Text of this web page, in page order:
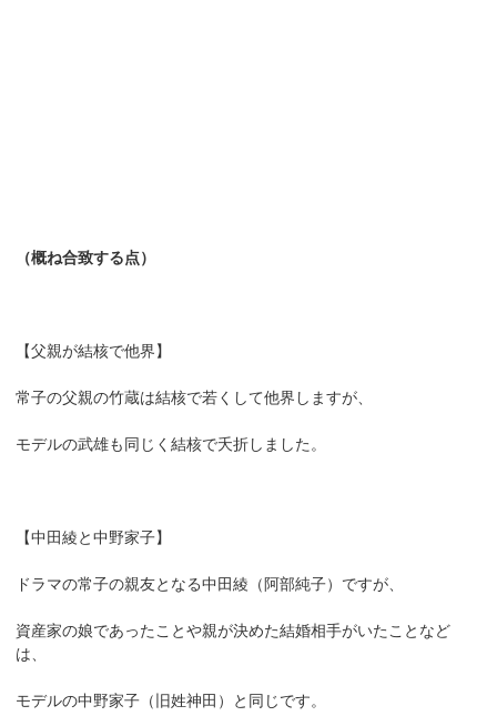
（概ね合致する点）
【父親が結核で他界】
常子の父親の竹蔵は結核で若くして他界しますが、
モデルの武雄も同じく結核で夭折しました。
【中田綾と中野家子】
ドラマの常子の親友となる中田綾（阿部純子）ですが、
資産家の娘であったことや親が決めた結婚相手がいたことなど
は、
モデルの中野家子（旧姓神田）と同じです。